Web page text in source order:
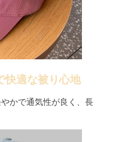
快適な被り心地
かで通気性が良く、長